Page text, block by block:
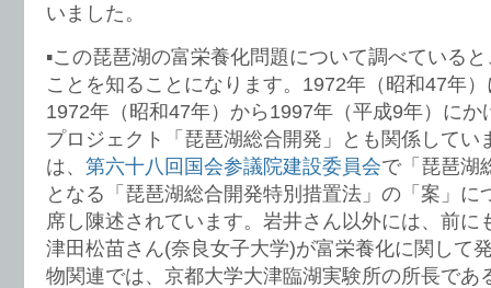
いました。
▪️この琵琶湖の富栄養化問題について調べている
ことを知ることになります。1972年（昭和47年
1972年（昭和47年）から1997年（平成9年）にか
プロジェクト「琵琶湖総合開発」とも関係してい
は、 第六十八回国会参議院建設委員会で「琵琶湖
となる「琵琶湖総合開発特別措置法」の「案」に
席し陳述されています。岩井さん以外には、前に
津田松苗さん(奈良女子大学)が富栄養化に関して
物関連では、京都大学大津臨湖実験所の所長であ